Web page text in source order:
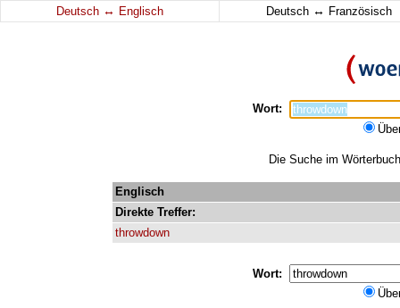
Deutsch ↔ Englisch Deutsch ↔ Französisch
Wort:
Die Suche im
Englisch
Direkte Treffer:
throwdown
Wort: